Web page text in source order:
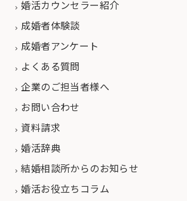
婚活カウンセラー紹介
成婚者体験談
成婚者アンケート
よくある質問
企業のご担当者様へ
お問い合わせ
資料請求
婚活辞典
結婚相談所からのお知らせ
婚活お役立ちコラム